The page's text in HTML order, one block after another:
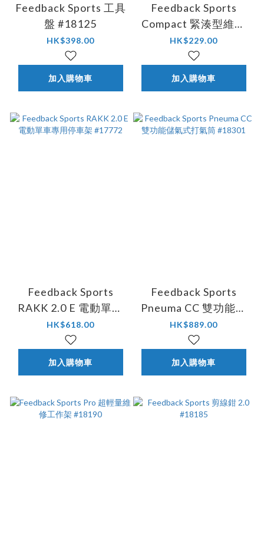
Feedback Sports 工具
盤 #18125
HK$398.00
加入購物車
Feedback Sports
Compact 緊湊型維修
托盤 #18128
HK$229.00
加入購物車
Feedback Sports
RAKK 2.0 E 電動單車
專用停車架 #17772
HK$618.00
加入購物車
Feedback Sports
Pneuma CC 雙功能儲
氣式打氣筒 #18301
HK$889.00
加入購物車